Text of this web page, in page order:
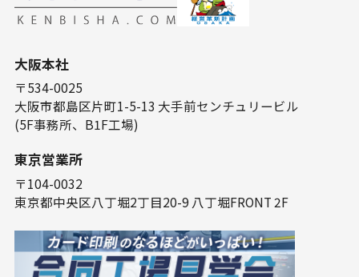
⼤阪本社
〒534-0025
⼤阪市都島区⽚町1-5-13 ⼤⼿前センチュリービル
(5F事務所、B1F⼯場)
東京営業所
〒104-0032
東京都中央区⼋丁堀2丁⽬20-9 ⼋丁堀FRONT 2F